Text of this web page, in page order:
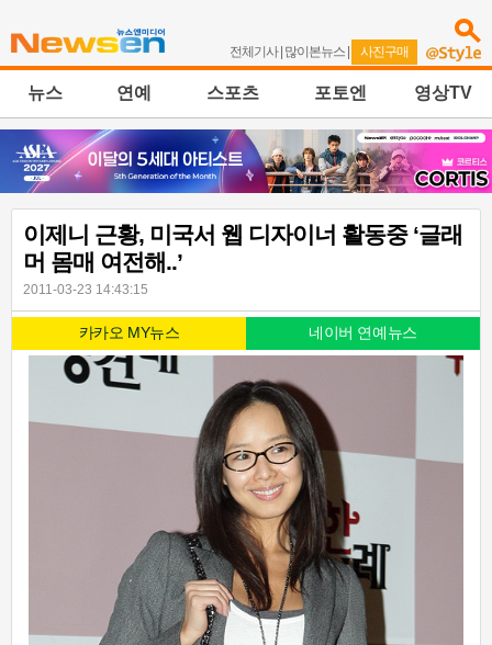
전체기사| 많이본뉴스 | 사진구매
뉴스 연예 스포츠 포토엔 영상TV
이제니 근황, 미국서 웹 디자이너 활동중 ‘글래
머 몸매 여전해..’
2011-03-23 14:43:15
카카오 MY뉴스 네이버 연예뉴스